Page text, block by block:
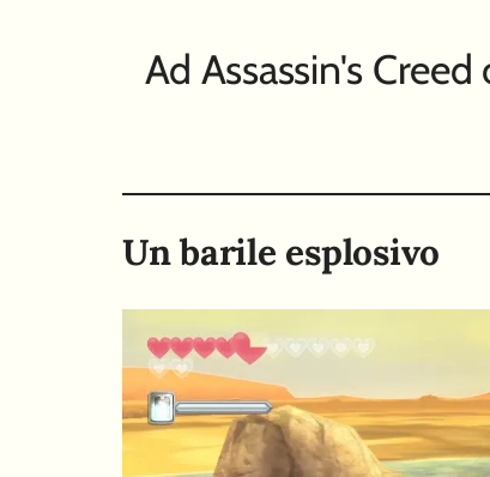
Ad Assassin's
Un barile esplosivo